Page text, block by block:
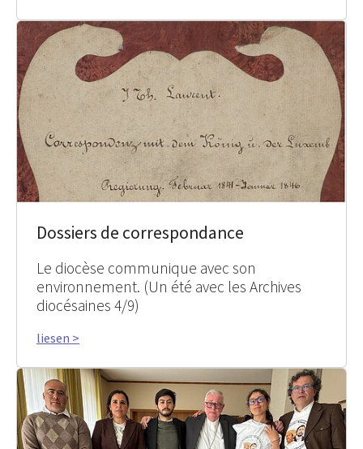
Dossiers de correspondance
Le diocèse communique avec son
environnement. (Un été avec les Archives
diocésaines 4/9)
liesen >